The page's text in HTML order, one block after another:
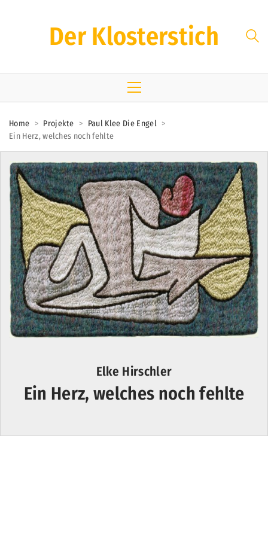
Der Klosterstich
Home > Projekte > Paul Klee Die Engel >
Ein Herz, welches noch fehlte
Elke Hirschler
Ein Herz, welches noch fehlte